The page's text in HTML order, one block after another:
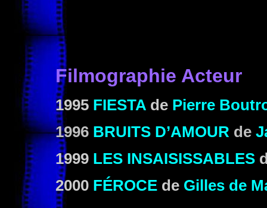
Filmographie Acteur
1995 FIESTA de Pierre
1996 BRUITS D’AMOUR de
1999 LES INSAISISSABLES
2000 FÉROCE de Gilles de